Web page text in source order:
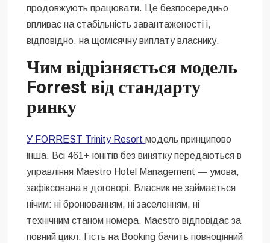
продовжують працювати. Це безпосередньо
впливає на стабільність завантаженості і,
відповідно, на щомісячну виплату власнику.
Чим відрізняється модель
Forrest від стандарту
ринку
У FORREST Trinity Resortмодель принципово
інша. Всі 461+ юнітів без винятку передаються в
управління Maestro Hotel Management — умова,
зафіксована в договорі. Власник не займається
нічим: ні бронюванням, ні заселенням, ні
технічним станом номера. Maestro відповідає за
повний цикл. Гість на Booking бачить повноцінний